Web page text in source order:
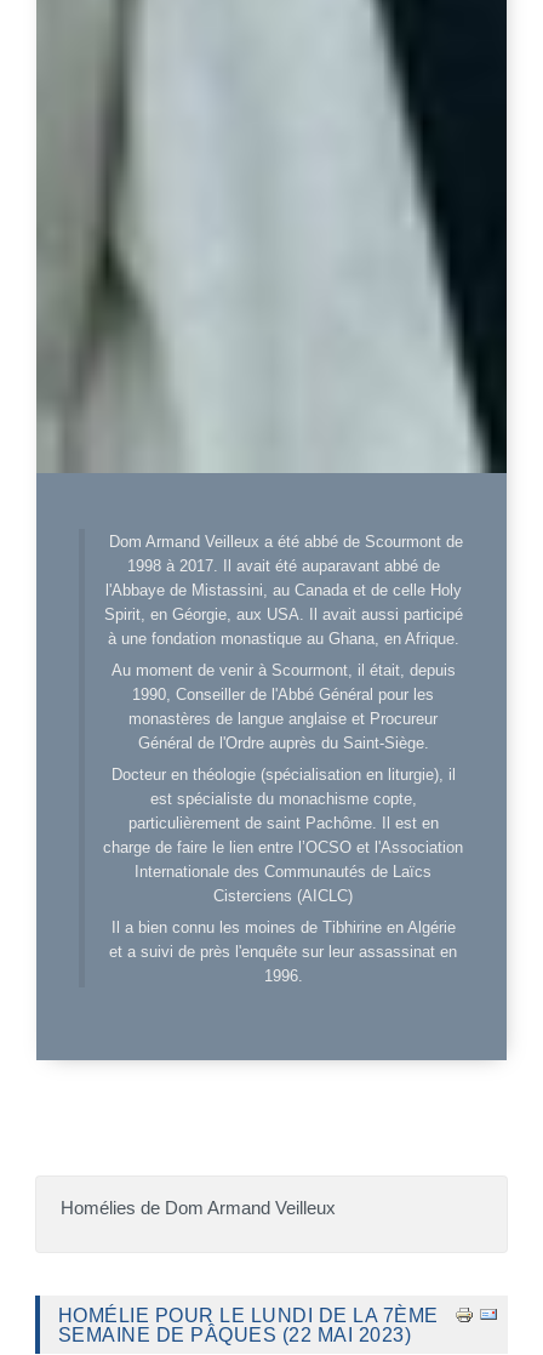
Dom Armand Veilleux a été abbé de Scourmont de
1998 à 2017. Il avait été auparavant abbé de
l'Abbaye de Mistassini, au Canada et de celle Holy
Spirit, en Géorgie, aux USA. Il avait aussi participé
à une fondation monastique au Ghana, en Afrique.
Au moment de venir à Scourmont, il était, depuis
1990, Conseiller de l'Abbé Général pour les
monastères de langue anglaise et Procureur
Général de l'Ordre auprès du Saint-Siège.
Docteur en théologie (spécialisation en liturgie), il
est spécialiste du monachisme copte,
particulièrement de saint Pachôme. Il est en
charge de faire le lien entre l’OCSO et l'Association
Internationale des Communautés de Laïcs
Cisterciens (AICLC)
Il a bien connu les moines de Tibhirine en Algérie
et a suivi de près l'enquête sur leur assassinat en
1996.
Homélies de Dom Armand Veilleux
HOMÉLIE POUR LE LUNDI DE LA 7ÈME
SEMAINE DE PÂQUES (22 MAI 2023)